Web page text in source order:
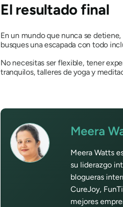
El resultado final
En un mundo que nunca se detiene,
busques una escapada con todo
No necesitas ser flexible, tener
tranquilos, talleres de yoga y
Meera
Meera Watts
su liderazgo
blogueras
CureJoy,
mejores